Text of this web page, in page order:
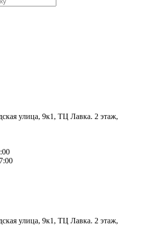
улица, 9к1, ТЦ Лавка. 2 этаж,
улица, 9к1, ТЦ Лавка. 2 этаж,